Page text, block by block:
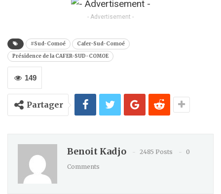
- Advertisement -
#Sud-Comoé
Cafer-Sud-Comoé
Présidence de la CAFER-SUD-COMOE
149
Partager
Benoit Kadjo 2485 Posts
0
Comments